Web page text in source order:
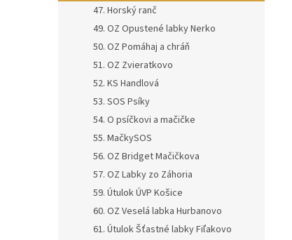
47. Horský ranč
49. OZ Opustené labky Nerko
50. OZ Pomáhaj a chráň
51. OZ Zvieratkovo
52. KS Handlová
53. SOS Psíky
54. O psíčkovi a mačičke
55. MačkySOS
56. OZ Bridget Mačičkova
57. OZ Labky zo Záhoria
59. Útulok ÚVP Košice
60. OZ Veselá labka Hurbanovo
61. Útulok Šťastné labky Fiľakovo